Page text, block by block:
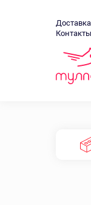
Доставка
Контакты